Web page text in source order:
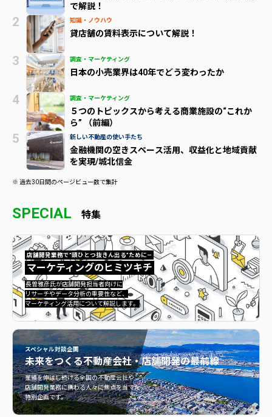
で解説！
知識・ノウハウ
貸店舗の賃料表示について解説！
調査・マーケティング
日本の小売業界は40年でどう変わったか
調査・マーケティング
５つのトピックスから考える商業施設の“これか
ら” （前編）
新しい不動産の使い手たち
金融機関の空きスペース活用、収益化と地域貢献
を実現/城北信金
※ 過去30日間のページビュー数で集計
SPECIAL 特集
店舗開発業務で”頭ひとつ抜きん出る”ために—
マーケティングのヒミツキチ
長曽雅彦氏が店舗開発担当者向けに
リサーチやデータ分析の重要性など、
マーケティング活用について解説します。
マーケティングのヒミツキチ">
スペシャル対談企画
未来をつくる不動産会社・店舗開発の最前線
業績を伸ばし続ける全国の不動産会社や
店舗開発業務に携わる人々に焦点を当てた
特別企画です。
不動産会社・店舗開発の最前線">